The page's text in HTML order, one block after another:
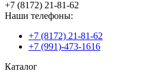
+7 (8172) 21-81-62
Наши телефоны:
+7 (8172) 21-81-62
+7 (991)-473-1616
Каталог